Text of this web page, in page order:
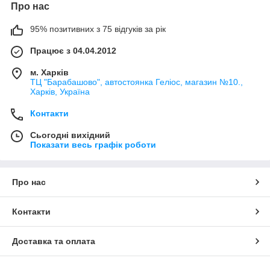
Про нас
95% позитивних з 75 відгуків за рік
Працює з 04.04.2012
м. Харків
ТЦ "Барабашово", автостоянка Геліос, магазин №10.,
Харків, Україна
Контакти
Сьогодні вихідний
Показати весь графік роботи
Про нас
Контакти
Доставка та оплата